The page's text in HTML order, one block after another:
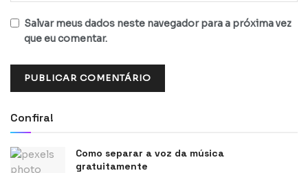
Salvar meus dados neste navegador para a próxima vez
que eu comentar.
Confira!
Como separar a voz da música
gratuitamente